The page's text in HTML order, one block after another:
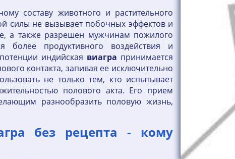
составу животного и растительного
силы не вызывает побочных эффектов и
а также разрешен мужчинам пожилого
более продуктивного воздействия и
индийская виагра принимается
контакта, запивая ее исключительно
не только тем, кто испытывает
полового акта. Его прием
разнообразить половую жизнь,
без рецепта - кому